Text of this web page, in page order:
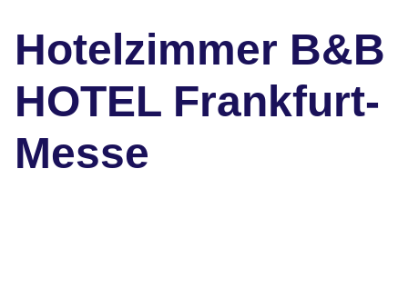
Hotelzimmer B&B
HOTEL Frankfurt-
Messe